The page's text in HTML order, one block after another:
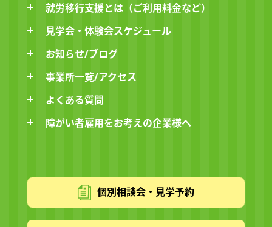
就労移行支援とは（ご利用料金など）
見学会・体験会スケジュール
お知らせ/ブログ
事業所一覧/アクセス
よくある質問
障がい者雇用をお考えの企業様へ
個別相談会・見学予約